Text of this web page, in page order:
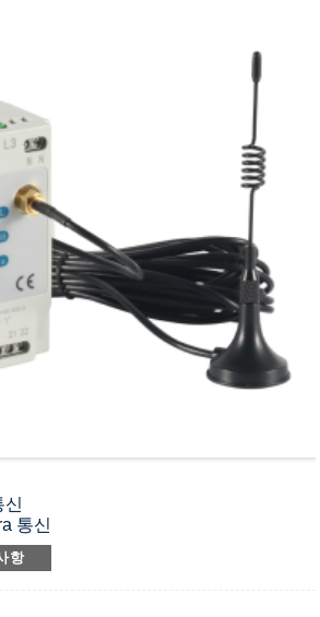
신
통신
40(200)A, 80(400)A, 120(600)A
3*380V, 3*57.7/100V
항